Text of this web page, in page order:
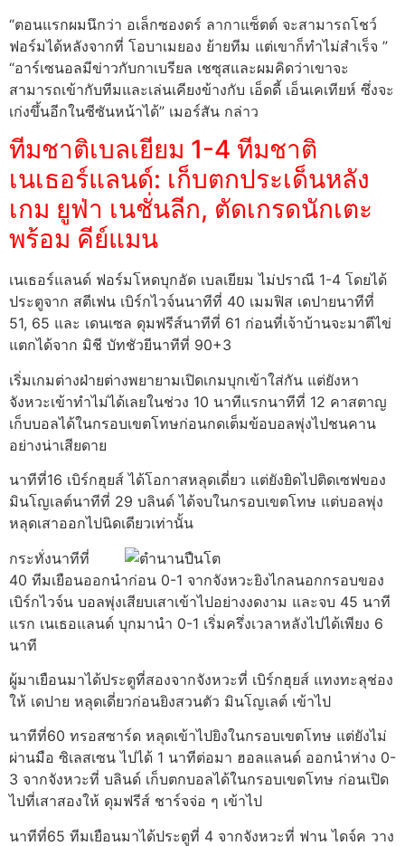
“ตอนแรกผมนึกว่า อเล็กซองดร์ ลากาแซ็ตต์ จะสามารถโชว์
ฟอร์มได้หลังจากที่ โอบาเมยอง ย้ายทีม แต่เขาก็ทำไม่สำเร็จ ”
“อาร์เซนอลมีข่าวกับกาเบรียล เชซุสและผมคิดว่าเขาจะ
สามารถเข้ากับทีมและเล่นเคียงข้างกับ เอ็ดดี้ เอ็นเคเทียห์ ซึ่งจะ
เก่งขึ้นอีกในซีซันหน้าได้” เมอร์สัน กล่าว
ทีมชาติเบลเยียม 1-4 ทีมชาติ
เนเธอร์แลนด์: เก็บตกประเด็นหลัง
เกม ยูฟ่า เนชั่นลีก, ตัดเกรดนักเตะ
พร้อม คีย์แมน
เนเธอร์แลนด์ ฟอร์มโหดบุกอัด เบลเยียม ไม่ปราณี 1-4 โดยได้
ประตูจาก สตีเฟน เบิร์กไวจ์นนาทีที่ 40 เมมฟิส เดปายนาทีที่
51, 65 และ เดนเซล ดุมฟรีส์นาทีที่ 61 ก่อนที่เจ้าบ้านจะมาตีไข่
แตกได้จาก มิชี บัทชัวยีนาทีที่ 90+3
เริ่มเกมต่างฝ่ายต่างพยายามเปิดเกมบุกเข้าใส่กัน แต่ยังหา
จังหวะเข้าทำไม่ได้เลยในช่วง 10 นาทีแรกนาทีที่ 12 คาสตาญ
เก็บบอลได้ในกรอบเขตโทษก่อนกดเต็มข้อบอลพุ่งไปชนคาน
อย่างน่าเสียดาย
นาทีที่16 เบิร์กฮุยส์ ได้โอกาสหลุดเดี่ยว แต่ยังยิดไปติดเซฟของ
มินโญเลต์นาทีที่ 29 บลินด์ ได้จบในกรอบเขตโทษ แต่บอลพุ่ง
หลุดเสาออกไปนิดเดียวเท่านั้น
กระทั่งนาทีที่
40 ทีมเยือนออกนำก่อน 0-1 จากจังหวะยิงไกลนอกกรอบของ
เบิร์กไวจ์น บอลพุ่งเสียบเสาเข้าไปอย่างงดงาม และจบ 45 นาที
แรก เนเธอแลนด์ บุกมานำ 0-1 เริ่มครึ่งเวลาหลังไปได้เพียง 6
นาที
ผู้มาเยือนมาได้ประตูที่สองจากจังหวะที่ เบิร์กฮุยส์ แทงทะลุช่อง
ให้ เดปาย หลุดเดี่ยวก่อนยิงสวนตัว มินโญเลต์ เข้าไป
นาทีที่60 ทรอสซาร์ด หลุดเข้าไปยิงในกรอบเขตโทษ แต่ยังไม่
ผ่านมือ ซิเลสเซน ไปได้ 1 นาทีต่อมา ฮอลแลนด์ ออกนำห่าง 0-
3 จากจังหวะที่ บลินด์ เก็บตกบอลได้ในกรอบเขตโทษ ก่อนเปิด
ไปที่เสาสองให้ ดุมฟรีส์ ชาร์จจ่อ ๆ เข้าไป
นาทีที่65 ทีมเยือนมาได้ประตูที่ 4 จากจังหวะที่ ฟาน ไดจ์ค วาง